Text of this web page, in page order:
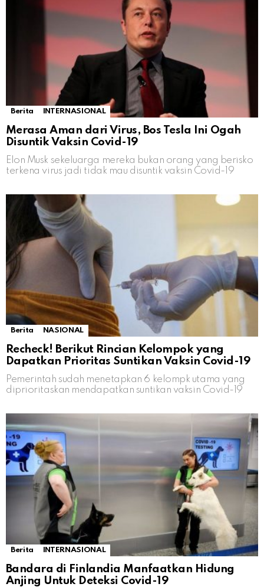
Berita INTERNASIONAL
Merasa Aman dari Virus, Bos Tesla Ini Ogah
Disuntik Vaksin Covid-19
Elon Musk sekeluarga mereka bukan orang yang berisko
terkena virus jadi tidak mau disuntik vaksin Covid-19
Berita NASIONAL
Recheck! Berikut Rincian Kelompok yang
Dapatkan Prioritas Suntikan Vaksin Covid-19
Pemerintah sudah menetapkan 6 kelompk utama yang
diprioritaskan mendapatkan suntikan vaksin Covid-19
Berita INTERNASIONAL
Bandara di Finlandia Manfaatkan Hidung
Anjing Untuk Deteksi Covid-19